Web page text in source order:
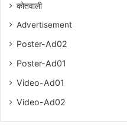
कोतवाली
Advertisement
Poster-Ad02
Poster-Ad01
Video-Ad01
Video-Ad02